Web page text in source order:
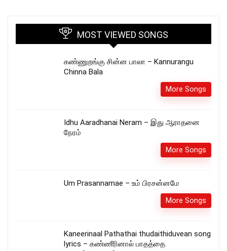
MOST VIEWED SONGS
கண்ணுறங்கு சின்ன பாலா – Kannurangu
Chinna Bala
More Songs
Idhu Aaradhanai Neram – இது ஆராதனை
நேரம்
More Songs
Um Prasannamae – உம் பிரசன்னமே
More Songs
Kaneerinaal Pathathai thudaithiduvean song
lyrics – கண்ணீரினால் பாதத்தை